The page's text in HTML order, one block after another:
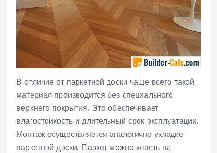
В отличие от паркетной доски чаще всего такой
материал производится без специального
верхнего покрытия. Это обеспечивает
влагостойкость и длительный срок эксплуатации.
Монтаж осуществляется аналогично укладке
паркетной доски. Паркет можно класть на